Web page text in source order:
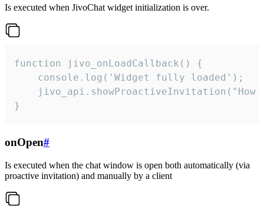
Is executed when JivoChat widget initialization is over.
function jivo_onLoadCallback() {
    console.log('Widget fully loaded');
jivo_api.showProactiveInvitation("How
}
onOpen#
Is executed when the chat window is open both automatically (via
proactive invitation) and manually by a client